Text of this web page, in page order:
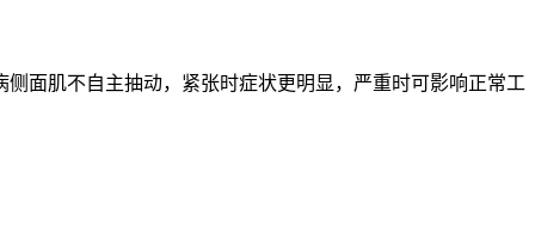
面肌不自主抽动，紧张时症状更明显，严重时可影响正常工